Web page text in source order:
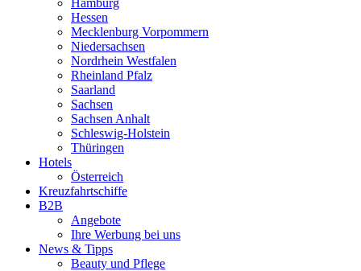
Hessen
Mecklenburg Vorpommern
Niedersachsen
Nordrhein Westfalen
Rheinland Pfalz
Saarland
Sachsen
Sachsen Anhalt
Schleswig-Holstein
Thüringen
Hotels
Österreich
Kreuzfahrtschiffe
B2B
Angebote
Ihre Werbung bei uns
News & Tipps
Beauty und Pflege